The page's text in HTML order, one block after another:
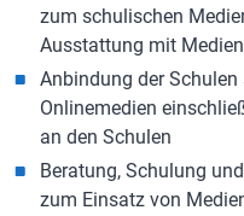
zum schulischen
Ausstattung mit
Anbindung der
Onlinemedien
an den Schulen
Beratung, Schulung
zum Einsatz von